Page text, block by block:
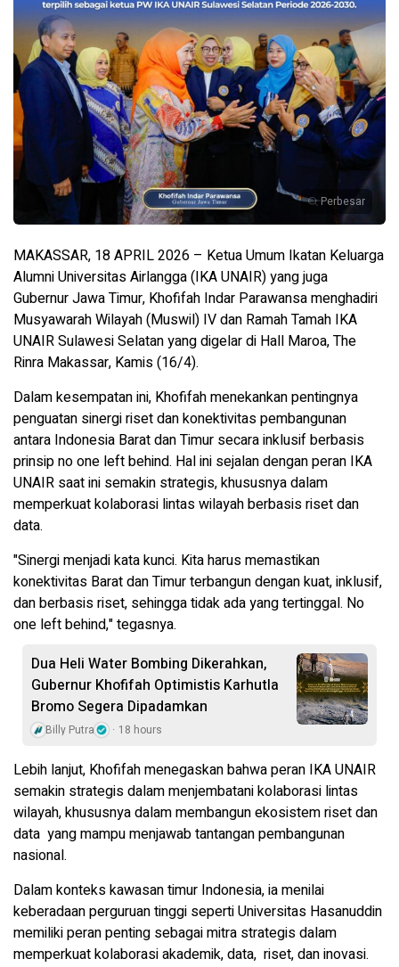
Perbesar
MAKASSAR, 18 APRIL 2026 – Ketua Umum Ikatan Keluarga
Alumni Universitas Airlangga (IKA UNAIR) yang juga
Gubernur Jawa Timur, Khofifah Indar Parawansa menghadiri
Musyawarah Wilayah (Muswil) IV dan Ramah Tamah IKA
UNAIR Sulawesi Selatan yang digelar di Hall Maroa, The
Rinra Makassar, Kamis (16/4).
Dalam kesempatan ini, Khofifah menekankan pentingnya
penguatan sinergi riset dan konektivitas pembangunan
antara Indonesia Barat dan Timur secara inklusif berbasis
prinsip no one left behind. Hal ini sejalan dengan peran IKA
UNAIR saat ini semakin strategis, khususnya dalam
memperkuat kolaborasi lintas wilayah berbasis riset dan
data.
"Sinergi menjadi kata kunci. Kita harus memastikan
konektivitas Barat dan Timur terbangun dengan kuat, inklusif,
dan berbasis riset, sehingga tidak ada yang tertinggal. No
one left behind," tegasnya.
Dua Heli Water Bombing Dikerahkan,
Gubernur Khofifah Optimistis Karhutla
Bromo Segera Dipadamkan
Billy Putra 18 hours
Lebih lanjut, Khofifah menegaskan bahwa peran IKA UNAIR
semakin strategis dalam menjembatani kolaborasi lintas
wilayah, khususnya dalam membangun ekosistem riset dan
data yang mampu menjawab tantangan pembangunan
nasional.
Dalam konteks kawasan timur Indonesia, ia menilai
keberadaan perguruan tinggi seperti Universitas Hasanuddin
memiliki peran penting sebagai mitra strategis dalam
memperkuat kolaborasi akademik, data, riset, dan inovasi.